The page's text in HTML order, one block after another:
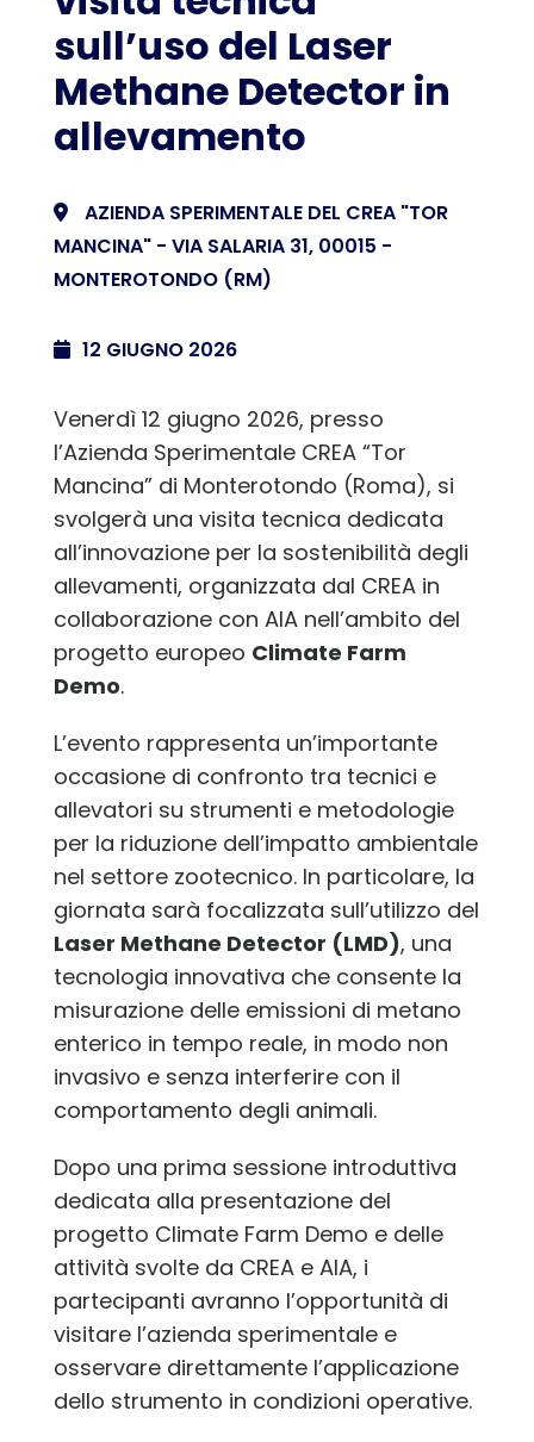
sull’uso del Laser
Methane Detector in
allevamento
AZIENDA SPERIMENTALE DEL CREA "TOR
MANCINA" - VIA SALARIA 31, 00015 -
MONTEROTONDO (RM)
12 GIUGNO 2026
Venerdì 12 giugno 2026, presso
l’Azienda Sperimentale CREA “Tor
Mancina” di Monterotondo (Roma), si
svolgerà una visita tecnica dedicata
all’innovazione per la sostenibilità degli
allevamenti, organizzata dal CREA in
collaborazione con AIA nell’ambito del
progetto europeo Climate Farm
Demo.
L’evento rappresenta un’importante
occasione di confronto tra tecnici e
allevatori su strumenti e metodologie
per la riduzione dell’impatto ambientale
nel settore zootecnico. In particolare, la
giornata sarà focalizzata sull’utilizzo del
Laser Methane Detector (LMD), una
tecnologia innovativa che consente la
misurazione delle emissioni di metano
enterico in tempo reale, in modo non
invasivo e senza interferire con il
comportamento degli animali.
Dopo una prima sessione introduttiva
dedicata alla presentazione del
progetto Climate Farm Demo e delle
attività svolte da CREA e AIA, i
partecipanti avranno l’opportunità di
visitare l’azienda sperimentale e
osservare direttamente l’applicazione
dello strumento in condizioni operative.